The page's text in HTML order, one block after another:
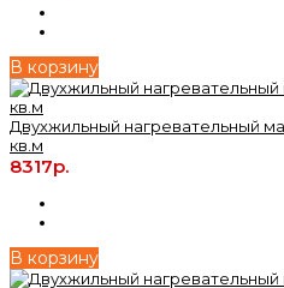
В корзину
Двухжильный нагревательный
кв.м
8317р.
В корзину